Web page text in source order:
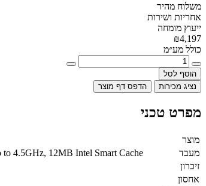
משלוח מהיר
אחריות ושירות
ייעוץ מומחה
₪4,197
כולל מע״מ
הוסף לסל
נציג מכירות
הדפס דף מוצר
מפרט טכני
מוצר
מעבד
4.5GHz, 12MB Intel Smart Cache
זיכרון
אחסון